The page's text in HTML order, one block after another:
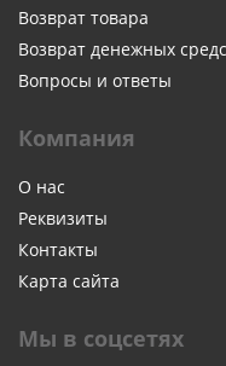
Возврат товара
Возврат денежных
Вопросы и ответы
Компания
О нас
Реквизиты
Контакты
Карта сайта
Мы в соцсетях